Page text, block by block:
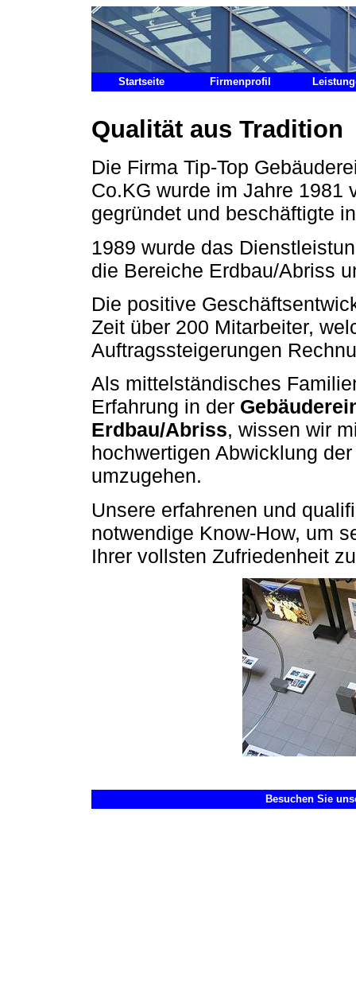
Startseite Firmenprofil
Qualität aus Tradition
Die Firma Tip-Top
Co.KG wurde im Jahre 1981
gegründet und beschäftigte
1989 wurde das
die Bereiche Erdbau/Abriss
Die positive
Zeit über 200 Mitarbeiter,
Auftragssteigerungen
Als mittelständisches
Erfahrung in der
Erdbau/Abriss, wissen wir
hochwertigen Abwicklung
umzugehen.
Unsere erfahrenen und
notwendige Know-How, um
Ihrer vollsten Zufriedenheit
Besuchen Sie